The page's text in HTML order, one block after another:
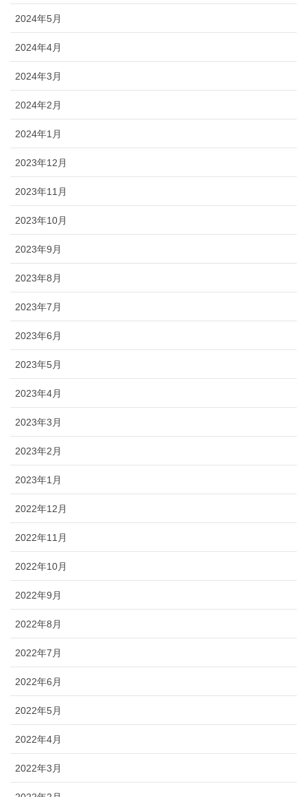
2024年5月
2024年4月
2024年3月
2024年2月
2024年1月
2023年12月
2023年11月
2023年10月
2023年9月
2023年8月
2023年7月
2023年6月
2023年5月
2023年4月
2023年3月
2023年2月
2023年1月
2022年12月
2022年11月
2022年10月
2022年9月
2022年8月
2022年7月
2022年6月
2022年5月
2022年4月
2022年3月